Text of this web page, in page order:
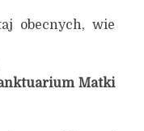
obecnych, wie
Matki